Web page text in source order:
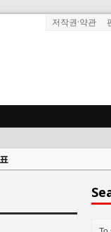
저작권·약관